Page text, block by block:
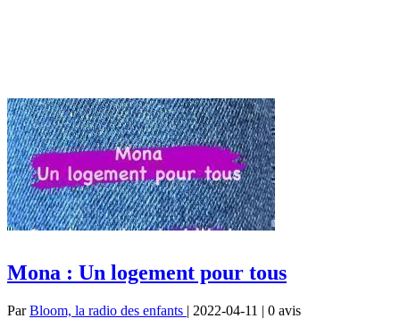
Mona : Un logement pour tous
ParBloom, la radio des enfants | 2022-04-11 | 0 avis